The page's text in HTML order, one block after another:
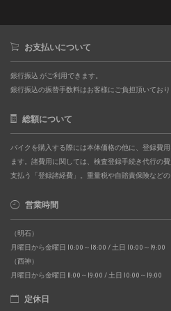
お支払いについて
銀行振込 がご利用できます。
銀行振込の振替手数料はお客様にご負担頂いており
総額について
バイクを購入する際には本体価格の他に、登録費
ます。諸費用に関しては、検査登録手続き代行の
支払う「登録諸経費」。重量税や自賠責保険などの
営業時間
（明石）
月曜日から金曜日 10:00～18:00 / 土日 10:00～19:00
（西神）
月曜日から金曜日 11:00～19:00 / 土日 10:00～19:00
定休日